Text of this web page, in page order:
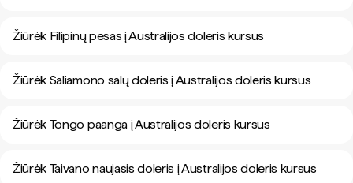
Žiūrėk Filipinų pesas į Australijos doleris kursus
Žiūrėk Saliamono salų doleris į Australijos doleris kursus
Žiūrėk Tongo paanga į Australijos doleris kursus
Žiūrėk Taivano naujasis doleris į Australijos doleris kursus